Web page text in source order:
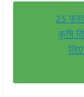
25
कृषि